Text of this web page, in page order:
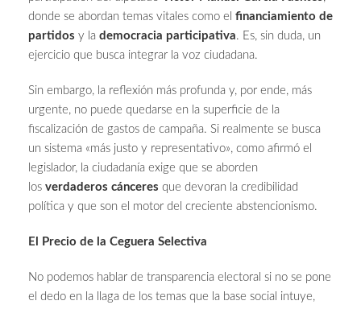
donde se abordan temas vitales como el financiamiento de
partidos y la democracia participativa. Es, sin duda, un
ejercicio que busca integrar la voz ciudadana.
Sin embargo, la reflexión más profunda y, por ende, más
urgente, no puede quedarse en la superficie de la
fiscalización de gastos de campaña. Si realmente se busca
un sistema «más justo y representativo», como afirmó el
legislador, la ciudadanía exige que se aborden
los verdaderos cánceres que devoran la credibilidad
política y que son el motor del creciente abstencionismo.
El Precio de la Ceguera Selectiva
No podemos hablar de transparencia electoral si no se pone
el dedo en la llaga de los temas que la base social intuye,